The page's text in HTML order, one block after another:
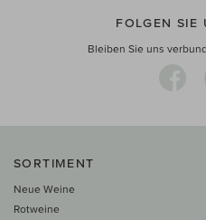
FOLGEN SIE
Bleiben Sie uns
SORTIMENT
Neue Weine
Rotweine